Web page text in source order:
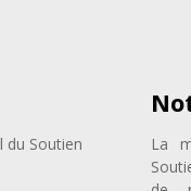
du Soutien
La